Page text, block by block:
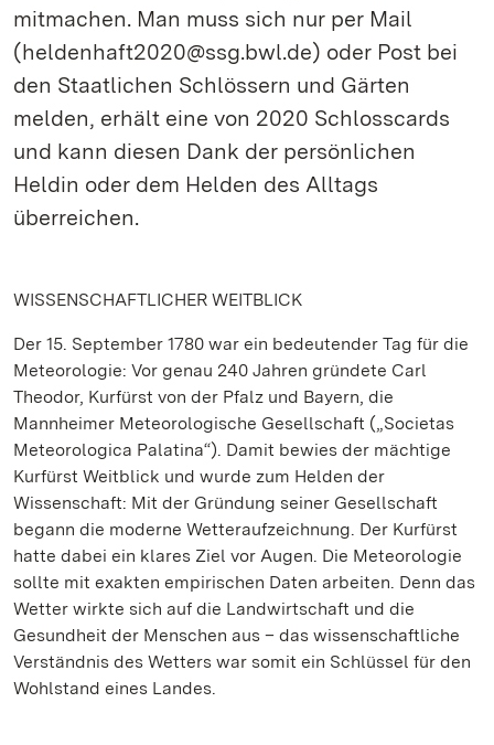
mitmachen. Man muss sich nur per Mail
(heldenhaft2020@ssg.bwl.de) oder Post bei
den Staatlichen Schlössern und Gärten
melden, erhält eine von 2020 Schlosscards
und kann diesen Dank der persönlichen
Heldin oder dem Helden des Alltags
überreichen.
WISSENSCHAFTLICHER WEITBLICK
Der 15. September 1780 war ein bedeutender Tag für die
Meteorologie: Vor genau 240 Jahren gründete Carl
Theodor, Kurfürst von der Pfalz und Bayern, die
Mannheimer Meteorologische Gesellschaft („Societas
Meteorologica Palatina“). Damit bewies der mächtige
Kurfürst Weitblick und wurde zum Helden der
Wissenschaft: Mit der Gründung seiner Gesellschaft
begann die moderne Wetteraufzeichnung. Der Kurfürst
hatte dabei ein klares Ziel vor Augen. Die Meteorologie
sollte mit exakten empirischen Daten arbeiten. Denn das
Wetter wirkte sich auf die Landwirtschaft und die
Gesundheit der Menschen aus – das wissenschaftliche
Verständnis des Wetters war somit ein Schlüssel für den
Wohlstand eines Landes.